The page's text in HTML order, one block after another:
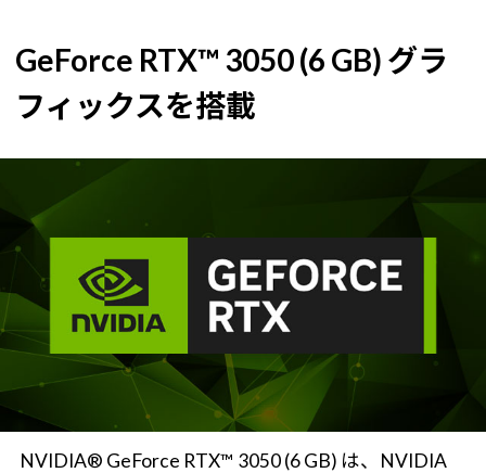
GeForce RTX™ 3050 (6 GB) グラ
フィックスを搭載
NVIDIA® GeForce RTX™ 3050 (6 GB) は、NVIDIA